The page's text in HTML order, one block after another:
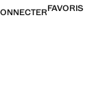
FAVORIS